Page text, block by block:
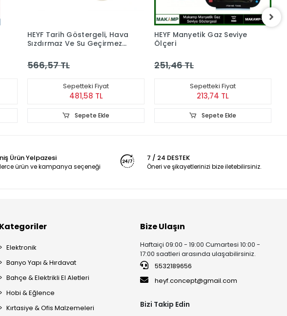
HEYF Tarih Göstergeli, Hava
Sızdırmaz Ve Su Geçirmez
Haftalık Günlük İlaç
Organizer Şeffaf Taşınabilir
566,57 TL
Sepetteki Fiyat
481,58 TL
Sepete Ekle
HEYF Manyetik Gaz Seviye
Ölçeri
251,46 TL
Sepetteki Fiyat
213,74 TL
Sepete Ekle
Ürün Yelpazesi
ürün ve kampanya seçeneği
7 / 24 DESTEK
Öneri ve şikayetlerinizi bize iletebilirsiniz.
Kategoriler
Elektronik
Banyo Yapı & Hırdavat
Bahçe & Elektrikli El Aletleri
Hobi & Eğlence
Kırtasiye & Ofis Malzemeleri
Bize Ulaşın
Haftaiçi 09:00 - 19:00 Cumartesi 10:00 -
17:00 saatleri arasında ulaşabilirsiniz.
5532189656
heyf.concept@gmail.com
Bizi Takip Edin